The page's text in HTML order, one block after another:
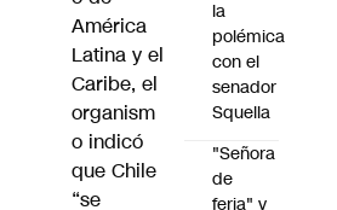
América
Latina y el
Caribe, el
organism
o indicó
que Chile
“se
la
polémica
con el
senador
Squella
"Señora
de
feria" y